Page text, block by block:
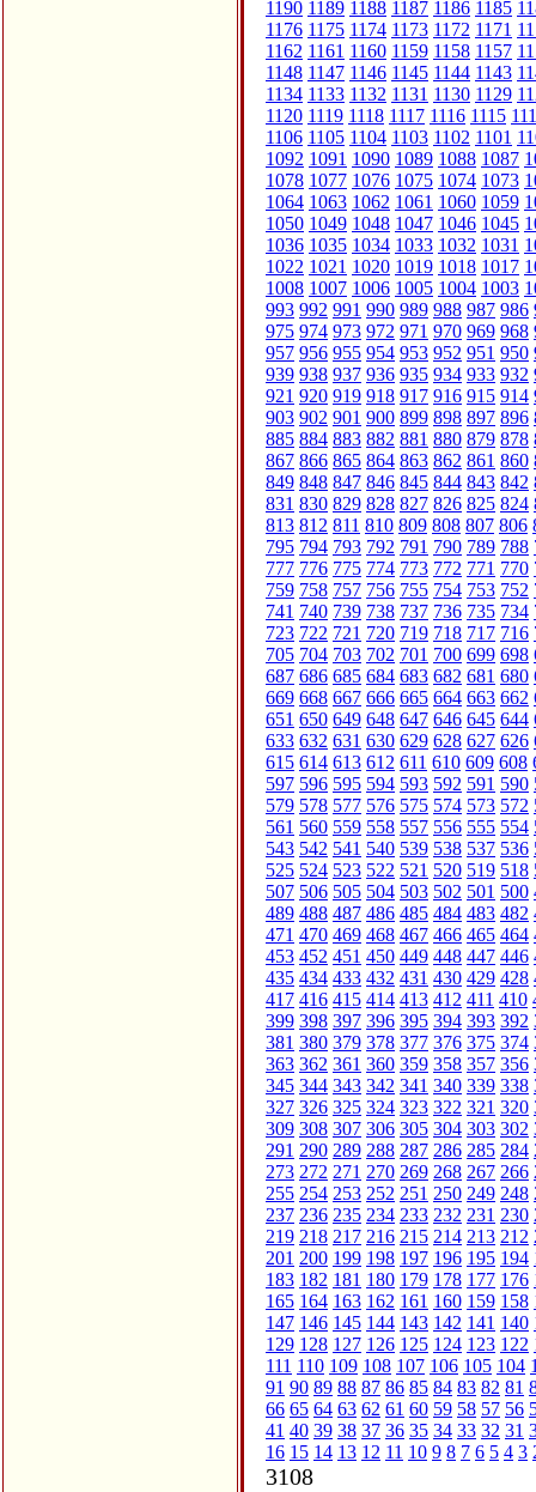
1190 1189 1188 1187 1186 1185
1176 1175 1174 1173 1172 1171
1162 1161 1160 1159 1158 1157
1148 1147 1146 1145 1144 1143
1134 1133 1132 1131 1130 1129
1120 1119 1118 1117 1116 1115
1106 1105 1104 1103 1102 1101
1092 1091 1090 1089 1088 1087
1078 1077 1076 1075 1074 1073
1064 1063 1062 1061 1060 1059
1050 1049 1048 1047 1046 1045
1036 1035 1034 1033 1032 1031
1022 1021 1020 1019 1018 1017
1008 1007 1006 1005 1004 1003
993 992 991 990 989 988 987 986
975 974 973 972 971 970 969 968
957 956 955 954 953 952 951 950
939 938 937 936 935 934 933 932
921 920 919 918 917 916 915 914
903 902 901 900 899 898 897 896
885 884 883 882 881 880 879 878
867 866 865 864 863 862 861 860
849 848 847 846 845 844 843 842
831 830 829 828 827 826 825 824
813 812 811 810 809 808 807 806
795 794 793 792 791 790 789 788
777 776 775 774 773 772 771 770
759 758 757 756 755 754 753 752
741 740 739 738 737 736 735 734
723 722 721 720 719 718 717 716
705 704 703 702 701 700 699 698
687 686 685 684 683 682 681 680
669 668 667 666 665 664 663 662
651 650 649 648 647 646 645 644
633 632 631 630 629 628 627 626
615 614 613 612 611 610 609 608
597 596 595 594 593 592 591 590
579 578 577 576 575 574 573 572
561 560 559 558 557 556 555 554
543 542 541 540 539 538 537 536
525 524 523 522 521 520 519 518
507 506 505 504 503 502 501 500
489 488 487 486 485 484 483 482
471 470 469 468 467 466 465 464
453 452 451 450 449 448 447 446
435 434 433 432 431 430 429 428
417 416 415 414 413 412 411 410
399 398 397 396 395 394 393 392
381 380 379 378 377 376 375 374
363 362 361 360 359 358 357 356
345 344 343 342 341 340 339 338
327 326 325 324 323 322 321 320
309 308 307 306 305 304 303 302
291 290 289 288 287 286 285 284
273 272 271 270 269 268 267 266
255 254 253 252 251 250 249 248
237 236 235 234 233 232 231 230
219 218 217 216 215 214 213 212
201 200 199 198 197 196 195 194
183 182 181 180 179 178 177 176
165 164 163 162 161 160 159 158
147 146 145 144 143 142 141 140
129 128 127 126 125 124 123 122
111 110 109 108 107 106 105 104
91 90 89 88 87 86 85 84 83 82 81
66 65 64 63 62 61 60 59 58 57 56
41 40 39 38 37 36 35 34 33 32 31
16 15 14 13 12 11 10 9 8 7 6 5 4 3
3108